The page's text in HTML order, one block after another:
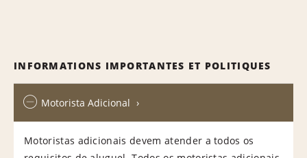
INFORMATIONS IMPORTANTES ET POLITIQUES
Motorista Adicional
Motoristas adicionais devem atender a todos os